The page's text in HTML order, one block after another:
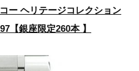
ー ヘリテージコレクション
【銀座限定260本 】